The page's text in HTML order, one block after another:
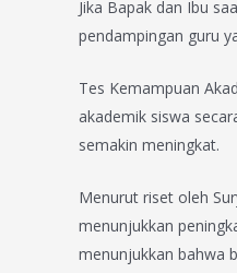
Jika Bapak dan Ibu
pendampingan guru
Tes Kemampuan
akademik siswa
semakin meningkat.
Menurut riset oleh
menunjukkan
menunjukkan bahwa